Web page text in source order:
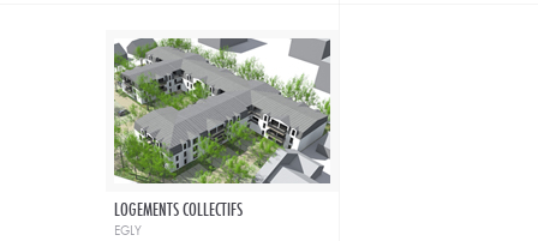
LOGEMENTS COLLECTIFS
egly